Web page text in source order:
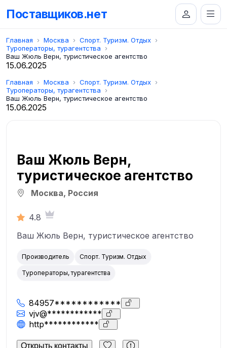
Поставщиков.нет
Главная Москва
Спорт. Туризм. Отдых
Туроператоры, турагентства
Ваш Жюль Верн, туристическое агентство
15.06.2025
Главная Москва
Спорт. Туризм. Отдых
Туроператоры, турагентства
Ваш Жюль Верн, туристическое агентство
15.06.2025
Ваш Жюль Верн,
туристическое агентство
Москва, Россия
4.8
Ваш Жюль Верн, туристическое агентство
Производитель Спорт. Туризм. Отдых
Туроператоры, турагентства
84957************
vjv@************
http************
Открыть контакты